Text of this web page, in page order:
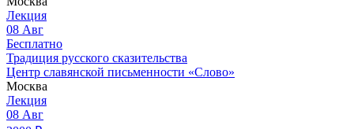
Лекция
08 Авг
Бесплатно
Традиция русского сказительства
Центр славянской письменности «Слово»
Москва
Лекция
08 Авг